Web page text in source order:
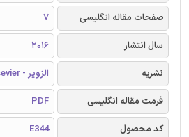
صفحات مقاله انگلیسی
7
سال انتشار
2016
نشریه
الزویر - Elsevier
فرمت مقاله انگلیسی
PDF
کد محصول
E344